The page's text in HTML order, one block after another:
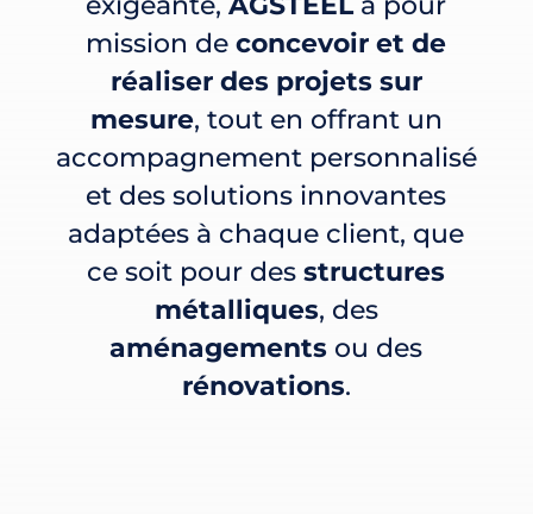
mission deconcevoir et de
réaliser des projets sur
mesure, tout en offrant un
accompagnement personnalisé
et des solutions innovantes
adaptées à chaque client, que
ce soit pour desstructures
métalliques, des
aménagements ou des
rénovations.